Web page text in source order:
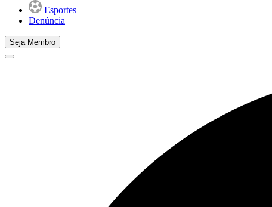
Esportes
Denúncia
Seja Membro